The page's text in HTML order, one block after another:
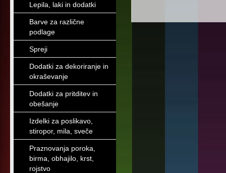
Lepila, laki in dodatki
Barve za različne
podlage
Spreji
Dodatki za dekoriranje in
okraševanje
Dodatki za pritditev in
obešanje
Izdelki za poslikavo,
stiropor, mila, sveče
Praznovanja poroka,
birma, obhajilo, krst,
rojstvo